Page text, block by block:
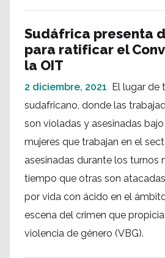
Sudáfrica presenta
para ratificar el
la OIT
2 diciembre, 2021 El lugar de
sudafricano, donde las
son violadas y asesinadas
mujeres que trabajan en el
asesinadas durante los turnos
tiempo que otras son
por vida con ácido en el
escena del crimen que
violencia de género (VBG).